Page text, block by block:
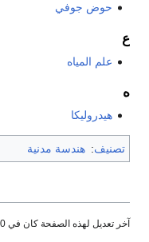
حوض جوفي
ع
علم المياه
ه
هيدروليكا
تصنيف: هندسة مدنية
آخر تعديل لهذه الصفحة كان في 13:50, 14 يناير 2009.